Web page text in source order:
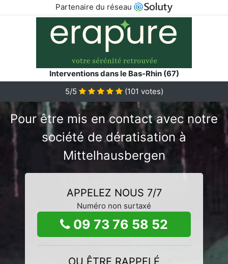
Partenaire du réseau
Interventions dans le Bas-Rhin (67)
5/5
(101 votes)
Pour être mis en contact avec notre
société de dératisation à
Mittelhausbergen
APPELEZ NOUS 7/7
Numéro non surtaxé
09 73 76 58 52
OU ÊTRE RAPPELÉ